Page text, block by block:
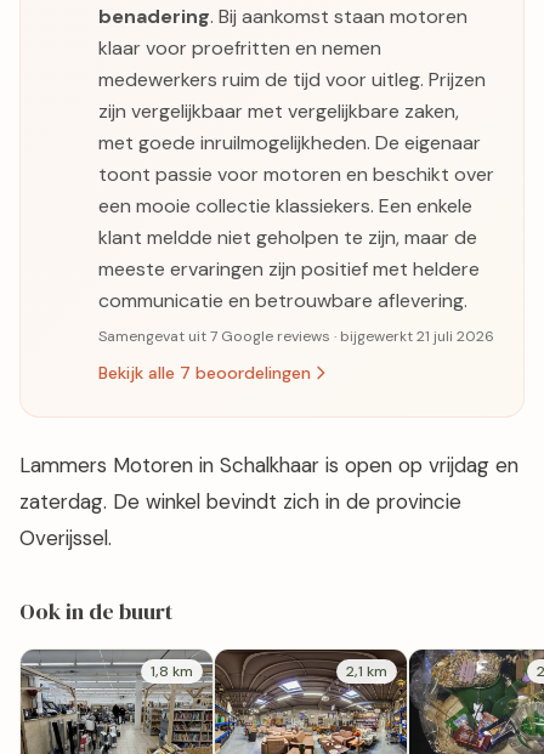
benadering. Bij aankomst staan motoren
klaar voor proefritten en nemen
medewerkers ruim de tijd voor uitleg. Prijzen
zijn vergelijkbaar met vergelijkbare zaken,
met goede inruilmogelijkheden. De eigenaar
toont passie voor motoren en beschikt over
een mooie collectie klassiekers. Een enkele
klant meldde niet geholpen te zijn, maar de
meeste ervaringen zijn positief met heldere
communicatie en betrouwbare aflevering.
Samengevat uit 7 Google reviews · bijgewerkt 21 juli 2026
Bekijk alle 7 beoordelingen
Lammers Motoren in Schalkhaar is open op vrijdag en
zaterdag. De winkel bevindt zich in de provincie
Overijssel.
Ook in de buurt
1,8 km 2,1 km